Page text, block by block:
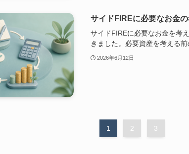
サイドFIREに必要なお金
サイドFIREに必要なお金を考
きました。必要資産を考える
2026年6月12日
1 2 3